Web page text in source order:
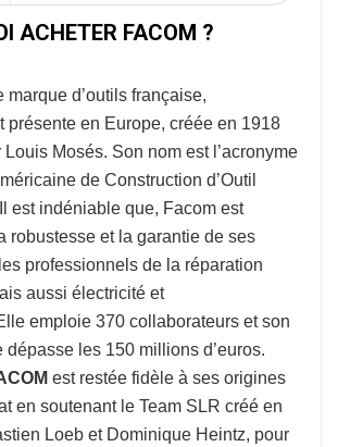
ACHETER FACOM ?
marque d’outils française,
présente en Europe, créée en 1918
Louis Mosés. Son nom est l’acronyme
de Construction d’Outil
est indéniable que, Facom est
robustesse et la garantie de ses
professionnels de la réparation
aussi électricité et
emploie 370 collaborateurs et son
dépasse les 150 millions d’euros.
est restée fidèle à ses origines
en soutenant le Team SLR créé en
Loeb et Dominique Heintz, pour